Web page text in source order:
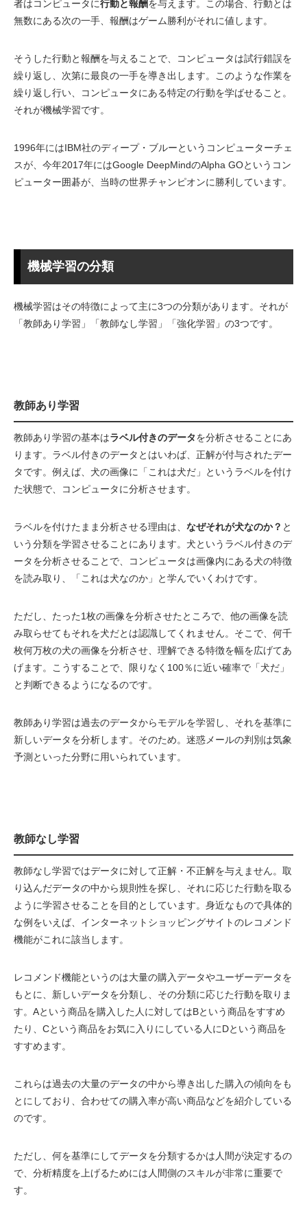
者はコンピュータに行動と報酬を与えます。この場合、行動とは
無数にある次の一手、報酬はゲーム勝利がそれに値します。
そうした行動と報酬を与えることで、コンピュータは試行錯誤を
繰り返し、次第に最良の一手を導き出します。このような作業を
繰り返し行い、コンピュータにある特定の行動を学ばせること。
それが機械学習です。
1996年にはIBM社のディープ・ブルーというコンピューターチェ
スが、今年2017年にはGoogle DeepMindのAlpha GOというコン
ピューター囲碁が、当時の世界チャンピオンに勝利しています。
機械学習の分類
機械学習はその特徴によって主に3つの分類があります。それが
「教師あり学習」「教師なし学習」「強化学習」の3つです。
教師あり学習
教師あり学習の基本はラベル付きのデータを分析させることにあ
ります。ラベル付きのデータとはいわば、正解が付与されたデー
タです。例えば、犬の画像に「これは犬だ」というラベルを付け
た状態で、コンピュータに分析させます。
ラベルを付けたまま分析させる理由は、 なぜそれが犬なのか？ と
いう分類を学習させることにあります。犬というラベル付きのデ
ータを分析させることで、コンピュータは画像内にある犬の特徴
を読み取り、「これは犬なのか」と学んでいくわけです。
ただし、たった1枚の画像を分析させたところで、他の画像を読
み取らせてもそれを犬だとは認識してくれません。そこで、何千
枚何万枚の犬の画像を分析させ、理解できる特徴を幅を広げてあ
げます。こうすることで、限りなく100％に近い確率で「犬だ」
と判断できるようになるのです。
教師あり学習は過去のデータからモデルを学習し、それを基準に
新しいデータを分析します。そのため。迷惑メールの判別は気象
予測といった分野に用いられています。
教師なし学習
教師なし学習ではデータに対して正解・不正解を与えません。取
り込んだデータの中から規則性を探し、それに応じた行動を取る
ように学習させることを目的としています。身近なもので具体的
な例をいえば、インターネットショッピングサイトのレコメンド
機能がこれに該当します。
レコメンド機能というのは大量の購入データやユーザーデータを
もとに、新しいデータを分類し、その分類に応じた行動を取りま
す。Aという商品を購入した人に対してはBという商品をすすめ
たり、Cという商品をお気に入りにしている人にDという商品を
すすめます。
これらは過去の大量のデータの中から導き出した購入の傾向をも
とにしており、合わせての購入率が高い商品などを紹介している
のです。
ただし、何を基準にしてデータを分類するかは人間が決定するの
で、分析精度を上げるためには人間側のスキルが非常に重要で
す。